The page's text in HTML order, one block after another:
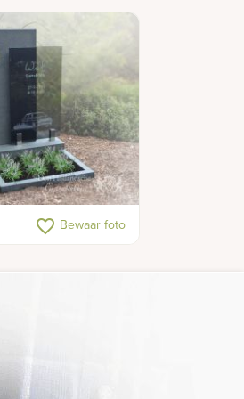
favorite_border Bewaar foto